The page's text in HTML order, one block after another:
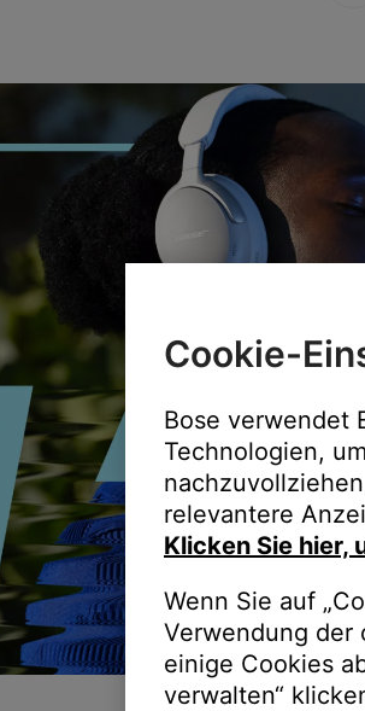
Cookie-
Bose verwendet
Technologien,
relevantere
Klicken Sie hier,
Wenn Sie auf
Verwendung der
einige Cookies
verwalten“